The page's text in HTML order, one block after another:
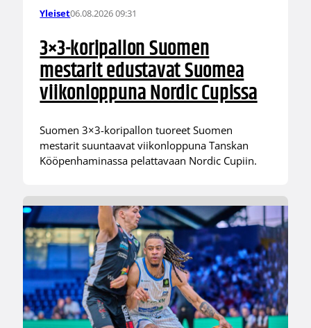
Yleiset06.08.2026 09:31
3×3-koripallon Suomen
mestarit edustavat Suomea
viikonloppuna Nordic Cupissa
Suomen 3×3-koripallon tuoreet Suomen
mestarit suuntaavat viikonloppuna Tanskan
Kööpenhaminassa pelattavaan Nordic Cupiin.